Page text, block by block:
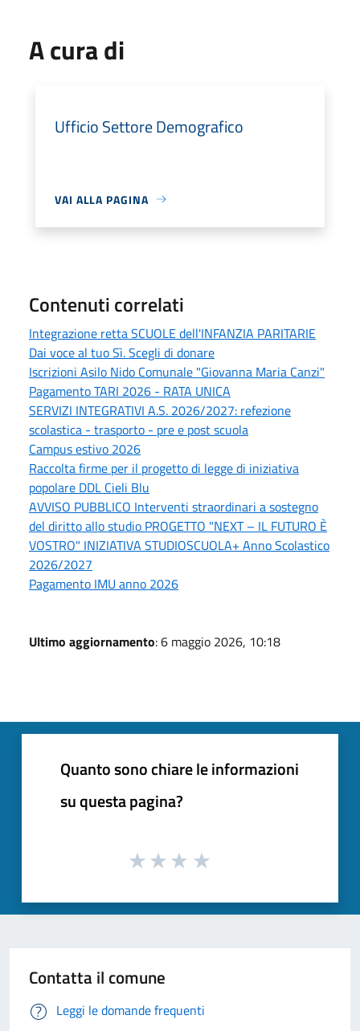
A cura di
Ufficio Settore Demografico
VAI ALLA PAGINA
Contenuti correlati
Integrazione retta SCUOLE dell'INFANZIA PARITARIE
Dai voce al tuo Sì. Scegli di donare
Iscrizioni Asilo Nido Comunale "Giovanna Maria Canzi"
Pagamento TARI 2026 - RATA UNICA
SERVIZI INTEGRATIVI A.S. 2026/2027: refezione
scolastica - trasporto - pre e post scuola
Campus estivo 2026
Raccolta firme per il progetto di legge di iniziativa
popolare DDL Cieli Blu
AVVISO PUBBLICO Interventi straordinari a sostegno
del diritto allo studio PROGETTO "NEXT – IL FUTURO È
VOSTRO" INIZIATIVA STUDIOSCUOLA+ Anno Scolastico
2026/2027
Pagamento IMU anno 2026
Ultimo aggiornamento: 6 maggio 2026, 10:18
Quanto sono chiare le informazioni
su questa pagina?
Contatta il comune
Leggi le domande frequenti